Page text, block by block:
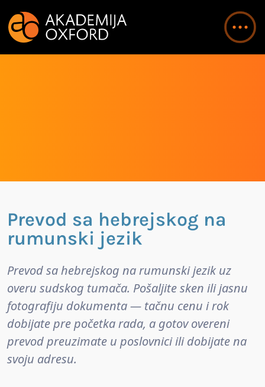
Prevod sa hebrejskog na
rumunski jezik
Prevod sa hebrejskog na rumunski jezik uz
overu sudskog tumača. Pošaljite sken ili jasnu
fotografiju dokumenta — tačnu cenu i rok
dobijate pre početka rada, a gotov overeni
prevod preuzimate u poslovnici ili dobijate na
svoju adresu.